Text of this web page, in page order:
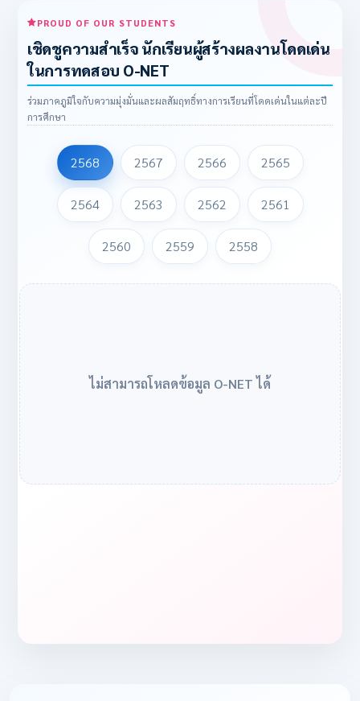
PROUD OF OUR STUDENTS
เชิดชูความสำเร็จ นักเรียนผู้สร้างผลงานโดดเด่น
ในการทดสอบ O-NET
ร่วมภาคภูมิใจกับความมุ่งมั่นและผลสัมฤทธิ์ทางการเรียนที่โดดเด่นในแต่ละปี
การศึกษา
2568 2567 2566 2565
2564 2563 2562 2561
2560 2559 2558
ไม่สามารถโหลดข้อมูล O-NET ได้